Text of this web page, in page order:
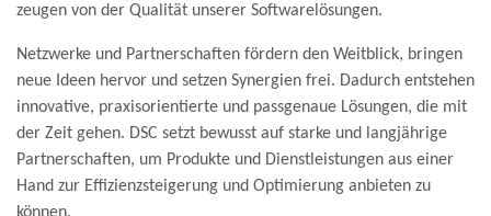
zeugen von der Qualität unserer Softwarelösungen.
Netzwerke und Partnerschaften fördern den Weitblick, bringen
neue Ideen hervor und setzen Synergien frei. Dadurch entstehen
innovative, praxisorientierte und passgenaue Lösungen, die mit
der Zeit gehen. DSC setzt bewusst auf starke und langjährige
Partnerschaften, um Produkte und Dienstleistungen aus einer
Hand zur Effizienzsteigerung und Optimierung anbieten zu